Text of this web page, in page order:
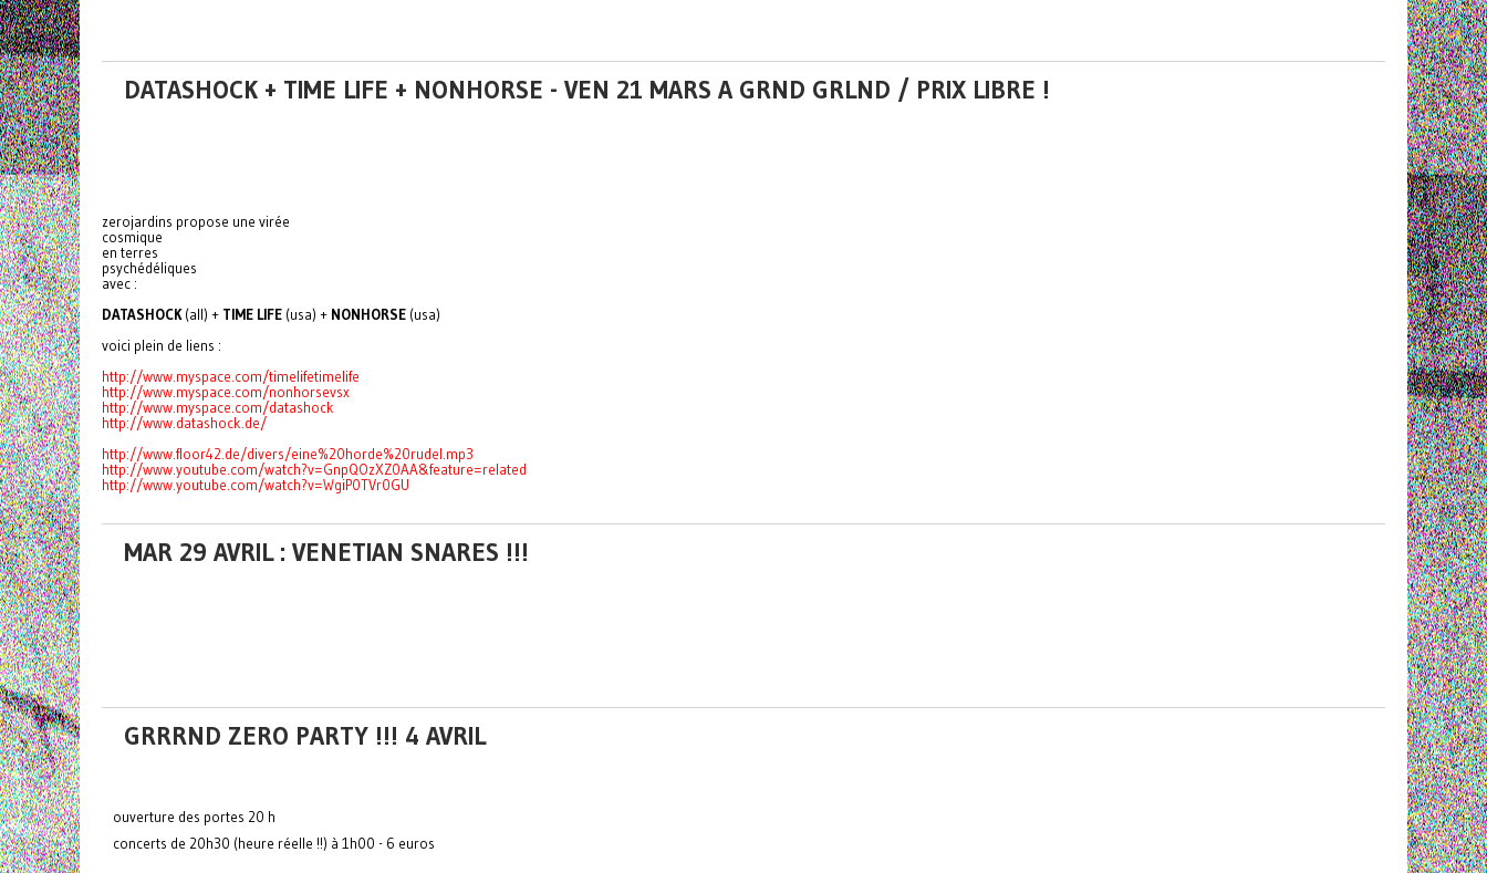
DATASHOCK + TIME LIFE + NONHORSE - VEN 21 MARS A GRND GRLND / PRIX LIBRE !
zerojardins propose une virée
cosmique
en terres
psychédéliques
avec :
DATASHOCK(all) + TIME LIFE (usa) + NONHORSE (usa)
voici plein de liens :
http://www.myspace.com/timelifetimelife
http://www.myspace.com/nonhorsevsx
http://www.myspace.com/datashock
http://www.datashock.de/
http://www.floor42.de/divers/eine%20horde%20rudel.mp3
http://www.youtube.com/watch?v=GnpQOzXZ0AA&feature=related
http://www.youtube.com/watch?v=WgiP0TVr0GU
MAR 29 AVRIL : VENETIAN SNARES !!!
GRRRND ZERO PARTY !!! 4 AVRIL
ouverture des portes 20 h
concerts de 20h30 (heure réelle !!) à 1h00 - 6 euros